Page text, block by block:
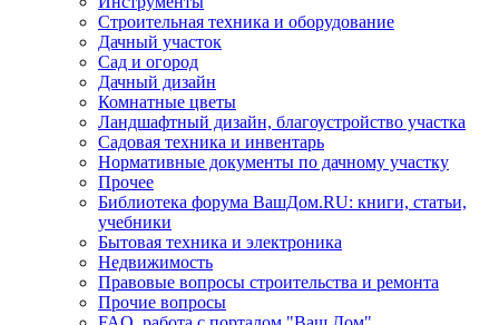
Строительная техника и оборудование
Дачный участок
Сад и огород
Дачный дизайн
Комнатные цветы
Ландшафтный дизайн, благоустройство участка
Садовая техника и инвентарь
Нормативные документы по дачному участку
Прочее
Библиотека форума ВашДом.RU: книги, статьи,
учебники
Бытовая техника и электроника
Недвижимость
Правовые вопросы строительства и ремонта
Прочие вопросы